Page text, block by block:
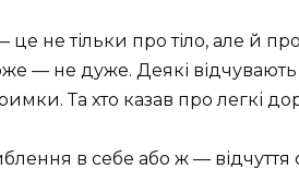
це не тільки про тіло, але й
— не дуже. Деякі відчувають
Та хто казав про легкі
в себе або ж — відчуття